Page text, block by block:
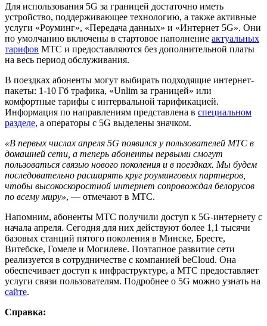
Для использования 5G за границей достаточно иметь
устройство, поддерживающее технологию, а также активные
услуги «Роуминг», «Передача данных» и «Интернет 5G». Они
по умолчанию включены в стартовое наполнение актуальных
тарифов МТС и предоставляются без дополнительной платы
на весь период обслуживания.
В поездках абоненты могут выбирать подходящие интернет-
пакеты: 1-10 Гб трафика, «Unlim за границей» или
комфортные тарифы с интервальной тарификацией.
Информация по направлениям представлена в специальном
разделе, а операторы с 5G выделены значком.
«В первых числах апреля 5G появился у пользователей МТС в
домашней сети, а теперь абоненты первыми смогут
пользоваться связью нового поколения и в поездках. Мы будем
последовательно расширять круг роуминговых партнеров,
чтобы высокоскоростной интернет сопровождал белорусов
по всему миру», — отмечают в МТС.
Напомним, абоненты МТС получили доступ к 5G-интернету с
начала апреля. Сегодня для них действуют более 1,1 тысячи
базовых станций пятого поколения в Минске, Бресте,
Витебске, Гомеле и Могилеве. Поэтапное развитие сети
реализуется в сотрудничестве с компанией beCloud. Она
обеспечивает доступ к инфраструктуре, а МТС предоставляет
услуги связи пользователям. Подробнее о 5G можно узнать на
сайте.
Справка: